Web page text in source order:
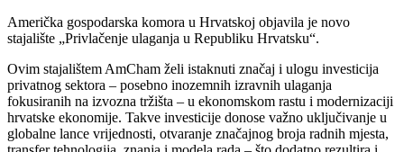
Američka gospodarska komora u Hrvatskoj objavila je novo
stajalište „Privlačenje ulaganja u Republiku Hrvatsku“.
Ovim stajalištem AmCham želi istaknuti značaj i ulogu investicija
privatnog sektora – posebno inozemnih izravnih ulaganja
fokusiranih na izvozna tržišta – u ekonomskom rastu i modernizaciji
hrvatske ekonomije. Takve investicije donose važno uključivanje u
globalne lance vrijednosti, otvaranje značajnog broja radnih mjesta,